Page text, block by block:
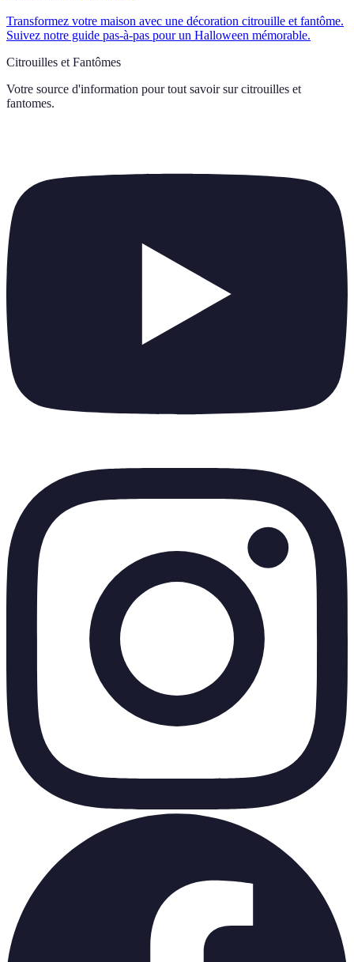
Transformez votre maison avec une décoration citrouille et fantôme.
Suivez notre guide pas-à-pas pour un Halloween mémorable.
Citrouilles et Fantômes
Votre source d'information pour tout savoir sur citrouilles et
fantomes.